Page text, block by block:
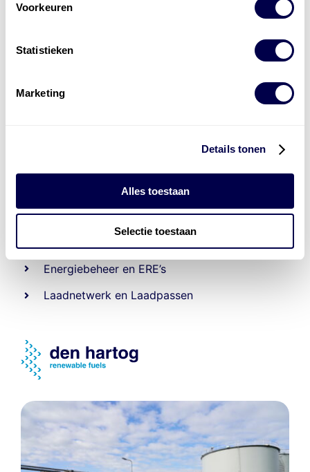
Voorkeuren
Statistieken
Marketing
Details tonen
Alles toestaan
Selectie toestaan
laad- en accu oplossingen
Energiebeheer en ERE’s
Laadnetwerk en Laadpassen